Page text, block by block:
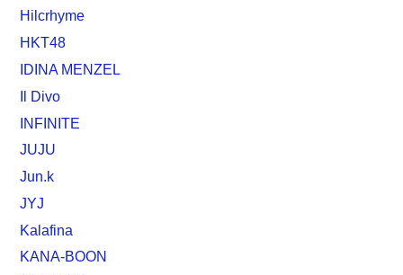
Hilcrhyme
HKT48
IDINA MENZEL
Il Divo
INFINITE
JUJU
Jun.k
JYJ
Kalafina
KANA-BOON